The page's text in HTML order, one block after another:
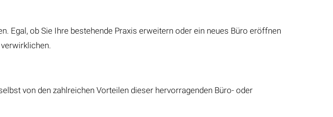
Egal, ob Sie Ihre bestehende Praxis erweitern oder ein neues Büro eröffnen
von den zahlreichen Vorteilen dieser hervorragenden Büro- oder